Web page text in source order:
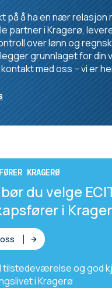
på å ha en nær relasjon
partner i Kragerø,
over lønn og
grunnlaget for din
med oss – vi er
KRAGERØ
du velge
i
tilstedeværelse og god
i Kragerø